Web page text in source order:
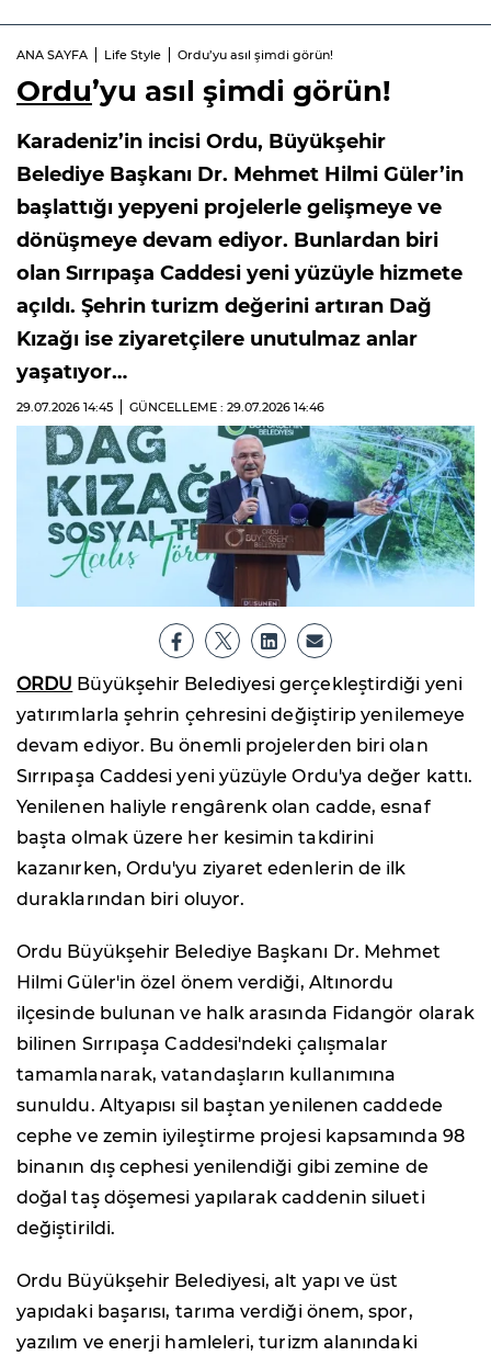
ANA SAYFA Life Style Ordu’yu asıl şimdi görün!
Ordu’yu asıl şimdi görün!
Karadeniz’in incisi Ordu, Büyükşehir
Belediye Başkanı Dr. Mehmet Hilmi Güler’in
başlattığı yepyeni projelerle gelişmeye ve
dönüşmeye devam ediyor. Bunlardan biri
olan Sırrıpaşa Caddesi yeni yüzüyle hizmete
açıldı. Şehrin turizm değerini artıran Dağ
Kızağı ise ziyaretçilere unutulmaz anlar
yaşatıyor…
29.07.2026 14:45 GÜNCELLEME : 29.07.2026 14:46
ORDU Büyükşehir Belediyesi gerçekleştirdiği yeni
yatırımlarla şehrin çehresini değiştirip yenilemeye
devam ediyor. Bu önemli projelerden biri olan
Sırrıpaşa Caddesi yeni yüzüyle Ordu'ya değer kattı.
Yenilenen haliyle rengârenk olan cadde, esnaf
başta olmak üzere her kesimin takdirini
kazanırken, Ordu'yu ziyaret edenlerin de ilk
duraklarından biri oluyor.
Ordu Büyükşehir Belediye Başkanı Dr. Mehmet
Hilmi Güler'in özel önem verdiği, Altınordu
ilçesinde bulunan ve halk arasında Fidangör olarak
bilinen Sırrıpaşa Caddesi'ndeki çalışmalar
tamamlanarak, vatandaşların kullanımına
sunuldu. Altyapısı sil baştan yenilenen caddede
cephe ve zemin iyileştirme projesi kapsamında 98
binanın dış cephesi yenilendiği gibi zemine de
doğal taş döşemesi yapılarak caddenin silueti
değiştirildi.
Ordu Büyükşehir Belediyesi, alt yapı ve üst
yapıdaki başarısı, tarıma verdiği önem, spor,
yazılım ve enerji hamleleri, turizm alanındaki